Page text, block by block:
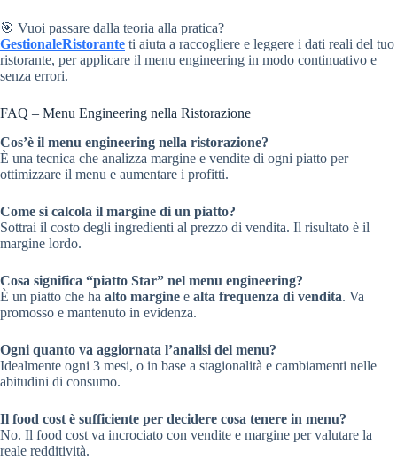
🎯 Vuoi passare dalla teoria alla pratica?
GestionaleRistorante ti aiuta a raccogliere e leggere i dati reali del tuo
ristorante, per applicare il menu engineering in modo continuativo e
senza errori.
FAQ – Menu Engineering nella Ristorazione
Cos’è il menu engineering nella ristorazione?
È una tecnica che analizza margine e vendite di ogni piatto per
ottimizzare il menu e aumentare i profitti.
Come si calcola il margine di un piatto?
Sottrai il costo degli ingredienti al prezzo di vendita. Il risultato è il
margine lordo.
Cosa significa “piatto Star” nel menu engineering?
È un piatto che ha alto margine e alta frequenza di vendita. Va
promosso e mantenuto in evidenza.
Ogni quanto va aggiornata l’analisi del menu?
Idealmente ogni 3 mesi, o in base a stagionalità e cambiamenti nelle
abitudini di consumo.
Il food cost è sufficiente per decidere cosa tenere in menu?
No. Il food cost va incrociato con vendite e margine per valutare la
reale redditività.